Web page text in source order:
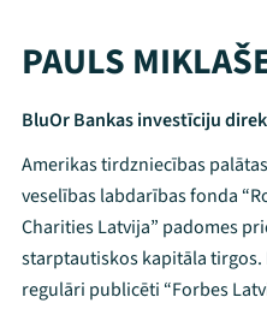
PAULS
BluOr Bankas investīciju
Amerikas tirdzniecības
veselības labdarības fonda
Charities Latvija” padomes
starptautiskos kapitāla
regulāri publicēti “Forbes